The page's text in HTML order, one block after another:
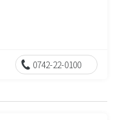
0742-22-0100